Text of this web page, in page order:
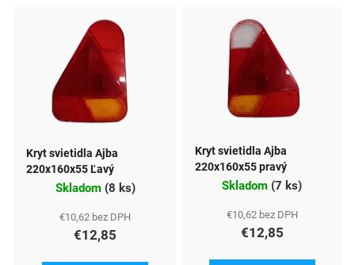
Kryt svietidla Ajba
220x160x55 Ľavý
Skladom (8 ks)
€10,62 bez DPH
€12,85
Kryt svietidla Ajba
220x160x55 pravý
Skladom (7 ks)
€10,62 bez DPH
€12,85